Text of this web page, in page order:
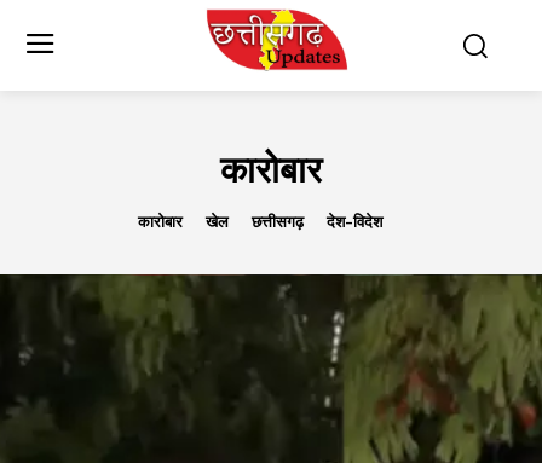
कारोबार
कारोबार खेल छत्तीसगढ़ देश-विदेश